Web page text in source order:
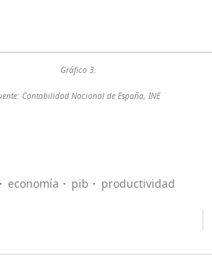
Gráfico 3.
Contabilidad Nacional de España, INE
economía pib productividad